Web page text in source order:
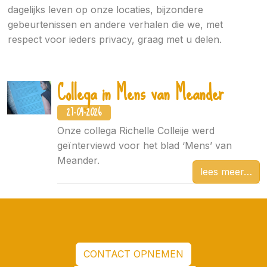
dagelijks leven op onze locaties, bijzondere
gebeurtenissen en andere verhalen die we, met
respect voor ieders privacy, graag met u delen.
Collega in Mens van Meander
27-04-2026
Onze collega Richelle Colleije werd
geïnterviewd voor het blad ‘Mens’ van
Meander.
lees meer
CONTACT OPNEMEN